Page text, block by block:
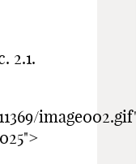
2.1.